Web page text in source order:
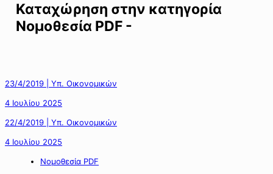
Καταχώρηση στην κατηγορία
Νομοθεσία PDF -
23/4/2019 | Υπ. Οικονομικών
4 Ιουλίου 2025
22/4/2019 | Υπ. Οικονομικών
4 Ιουλίου 2025
Νομοθεσία PDF